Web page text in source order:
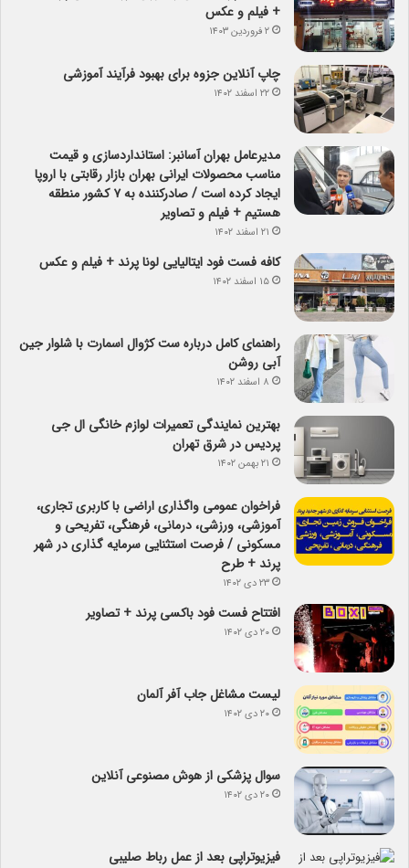
+ فیلم و عکس
۲ فروردین ۱۴۰۳
چاپ آنلاین جزوه برای بهبود فرآیند آموزشی
۲۲ اسفند ۱۴۰۲
مدیرعامل بهران آسانبر: استانداردسازی و قیمت
مناسب محصولات ایرانی بهران بازار رقابتی با اروپا
ایجاد کرده است / صادرکننده به ۷ کشور منطقه
هستیم + فیلم و تصاویر
۲۱ اسفند ۱۴۰۲
کافه فست فود ایتالیایی لونا پرند + فیلم و عکس
۱۵ اسفند ۱۴۰۲
راهنمای کامل درباره ست کژوال اسمارت با شلوار جین
آبی روشن
۸ اسفند ۱۴۰۲
بهترین نمایندگی تعمیرات لوازم خانگی ال جی
پردیس در شرق تهران
۲۱ بهمن ۱۴۰۲
فراخوان عمومی واگذاری اراضی با کاربری تجاری،
آموزشی، ورزشی، درمانی، فرهنگی، تفریحی و
مسکونی / فرصت استثنایی سرمایه گذاری در شهر
پرند + طرح
۲۳ دی ۱۴۰۲
افتتاح فست فود باکسی پرند + تصاویر
۲۰ دی ۱۴۰۲
لیست مشاغل جاب آفر آلمان
۲۰ دی ۱۴۰۲
سوال پزشکی از هوش مصنوعی آنلاین
۲۰ دی ۱۴۰۲
فیزیوتراپی بعد از عمل رباط صلیبی